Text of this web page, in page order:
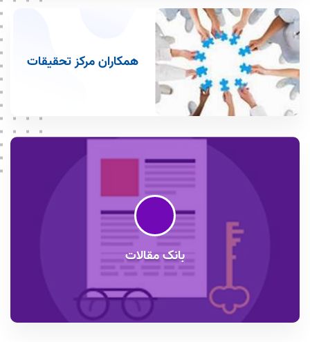
همکاران مرکز تحقیقات
بانک مقالات